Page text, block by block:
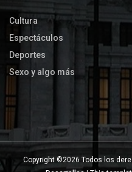
Cultura
Espectáculos
Deportes
Sexo y algo más
Copyright ©2026 Todos los